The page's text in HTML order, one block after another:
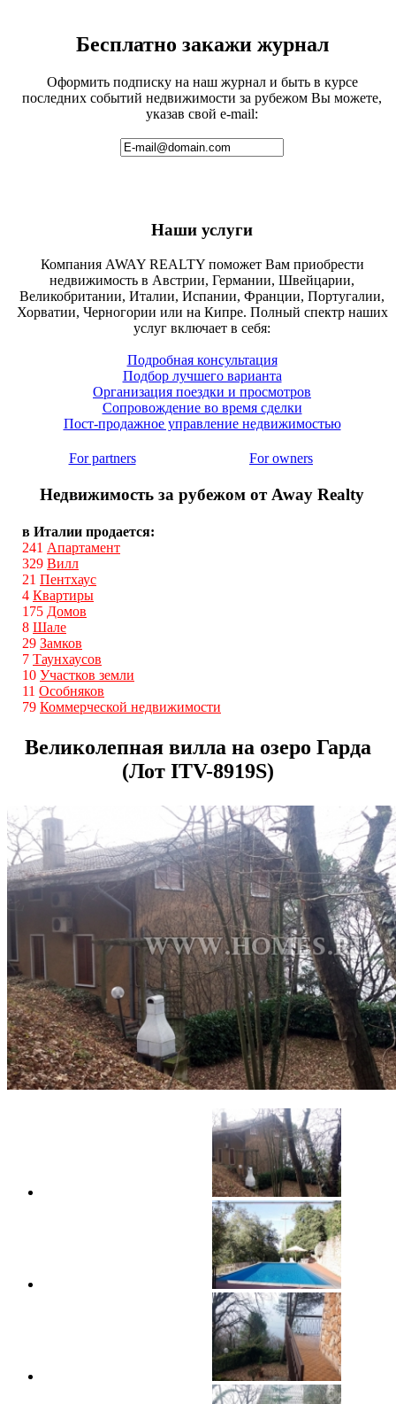
Бесплатно закажи журнал
Оформить подписку на наш журнал и быть в курсе
последних событий недвижимости за рубежом Вы можете,
указав свой e-mail:
Наши услуги
Компания AWAY REALTY поможет Вам приобрести
недвижимость в Австрии, Германии, Швейцарии,
Великобритании, Италии, Испании, Франции, Португалии,
Хорватии, Черногории или на Кипре. Полный спектр наших
услуг включает в себя:
Подробная консультация
Подбор лучшего варианта
Организация поездки и просмотров
Сопровождение во время сделки
Пост-продажное управление недвижимостью
For partners For owners
Недвижимость за рубежом от Away Realty
в Италии продается:
241 Апартамент
329 Вилл
21 Пентхаус
4 Квартиры
175 Домов
8 Шале
29 Замков
7 Таунхаусов
10 Участков земли
11 Особняков
79 Коммерческой недвижимости
Великолепная вилла на озеро Гарда
(Лот ITV-8919S)